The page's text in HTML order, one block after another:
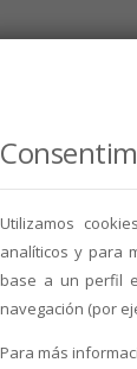
Utilizamos
analíticos y para
base a un perfil
navegación (por
Para más